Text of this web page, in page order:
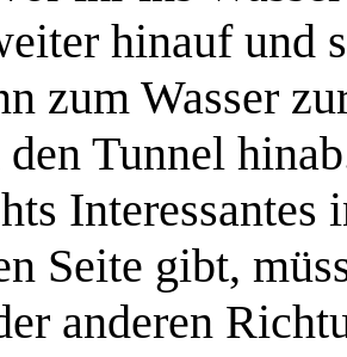
hinauf und
zum Wasser
Tunnel
Seite gibt,
anderen